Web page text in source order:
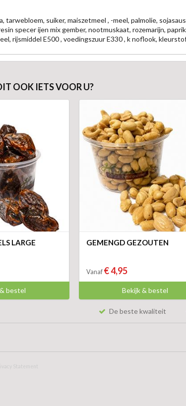
tarwebloem, suiker, maiszetmeel , -meel, palmolie,
specer ijen mix gember, nootmuskaat, rozemarijn,
rijsmiddel E500 , voedingszuur E330 , k noflook,
OOK IETS VOOR U?
LARGE
bestel
GEMENGD GEZOUTEN
Vanaf € 4,95
Bekijk & bestel
De beste kwaliteit
Statement